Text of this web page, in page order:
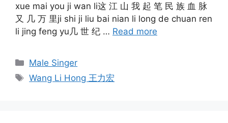
xue mai you ji wan li这 江 山 我 起 笔 民 族 血 脉
又 几 万 里ji shi ji liu bai nian li long de chuan ren
li jing feng yu几 世 纪 … Read more
Categories
Male Singer
Tags
Wang Li Hong 王力宏